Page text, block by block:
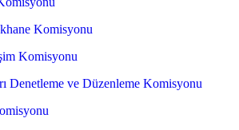
Komisyonu
Komisyonu
Denetleme ve Düzenleme Komisyonu